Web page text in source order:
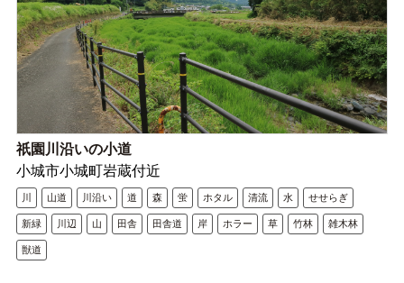
祇園川沿いの小道
小城市小城町岩蔵付近
川 山道 川沿い 道 森 蛍 ホタル 清流 水 せせらぎ
新緑 川辺 山 田舎 田舎道 岸 ホラー 草 竹林 雑木林
獣道